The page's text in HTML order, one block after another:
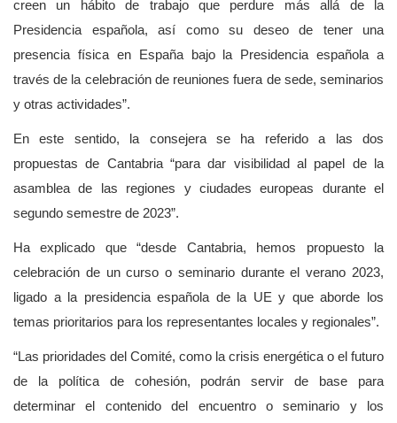
creen un hábito de trabajo que perdure más allá de la
Presidencia española, así como su deseo de tener una
presencia física en España bajo la Presidencia española a
través de la celebración de reuniones fuera de sede, seminarios
y otras actividades”.
En este sentido, la consejera se ha referido a las dos
propuestas de Cantabria “para dar visibilidad al papel de la
asamblea de las regiones y ciudades europeas durante el
segundo semestre de 2023”.
Ha explicado que “desde Cantabria, hemos propuesto la
celebración de un curso o seminario durante el verano 2023,
ligado a la presidencia española de la UE y que aborde los
temas prioritarios para los representantes locales y regionales”.
“Las prioridades del Comité, como la crisis energética o el futuro
de la política de cohesión, podrán servir de base para
determinar el contenido del encuentro o seminario y los